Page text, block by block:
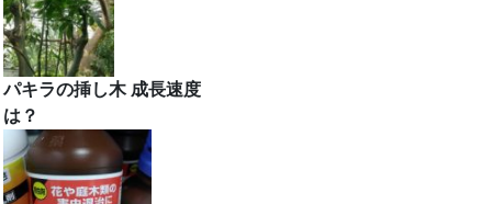
パキラの挿し木 成長速度
は？